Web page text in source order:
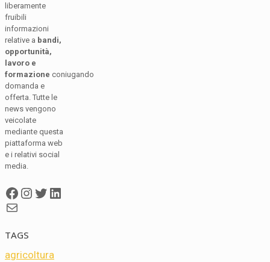
liberamente
fruibili
informazioni
relative a bandi,
opportunità,
lavoro e
formazione coniugando
domanda e
offerta. Tutte le
news vengono
veicolate
mediante questa
piattaforma web
e i relativi social
media.
Facebook
Instagram
Twitter
LinkedIn
Mail
TAGS
agricoltura